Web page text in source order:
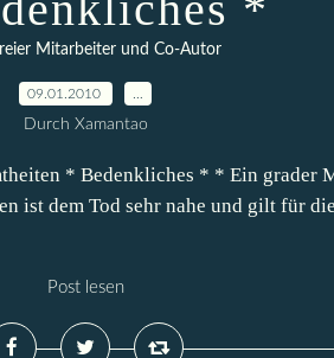
Mitarbeiter und Co-Autor
09.01.2010
Durch Xamantao
* Bedenkliches * * Ein grader
ist dem Tod sehr nahe und gilt für
Post lesen